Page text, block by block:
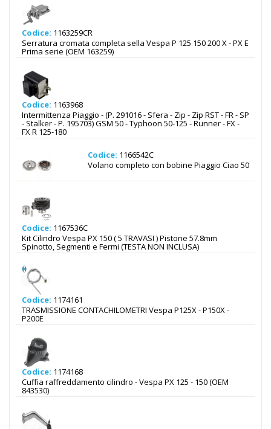
Codice: 1163259CR
Serratura cromata completa sella Vespa P 125 150 200 X - PX E
Prima serie (OEM 163259)
Codice: 1163968
Intermittenza Piaggio - (P. 291016 - Sfera - Zip - Zip RST - FR - SP
- Stalker - P. 195703) GSM 50 - Typhoon 50-125 - Runner - FX -
FX R 125-180
Codice: 1166542C
Volano completo con bobine Piaggio Ciao 50
Codice: 1167536C
Kit Cilindro Vespa PX 150 ( 5 TRAVASI ) Pistone 57.8mm
Spinotto, Segmenti e Fermi (TESTA NON INCLUSA)
Codice: 1174161
TRASMISSIONE CONTACHILOMETRI Vespa P125X - P150X -
P200E
Codice: 1174168
Cuffia raffreddamento cilindro - Vespa PX 125 - 150 (OEM
843530)